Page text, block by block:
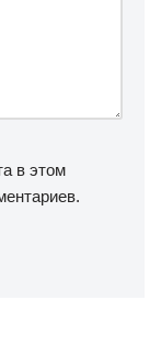
в этом